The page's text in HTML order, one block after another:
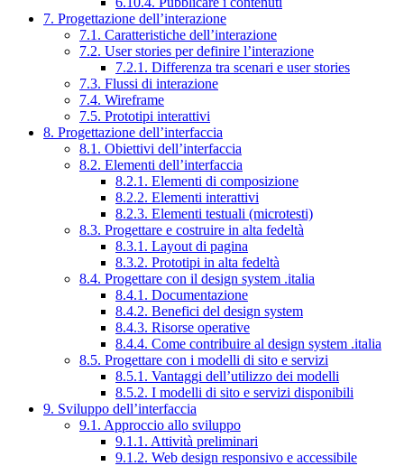
7. Progettazione dell’interazione
7.1. Caratteristiche dell’interazione
7.2. User stories per definire l’interazione
7.2.1. Differenza tra scenari e user stories
7.3. Flussi di interazione
7.4. Wireframe
7.5. Prototipi interattivi
8. Progettazione dell’interfaccia
8.1. Obiettivi dell’interfaccia
8.2. Elementi dell’interfaccia
8.2.1. Elementi di composizione
8.2.2. Elementi interattivi
8.2.3. Elementi testuali (microtesti)
8.3. Progettare e costruire in alta fedeltà
8.3.1. Layout di pagina
8.3.2. Prototipi in alta fedeltà
8.4. Progettare con il design system .italia
8.4.1. Documentazione
8.4.2. Benefici del design system
8.4.3. Risorse operative
8.4.4. Come contribuire al design system .italia
8.5. Progettare con i modelli di sito e servizi
8.5.1. Vantaggi dell’utilizzo dei modelli
8.5.2. I modelli di sito e servizi disponibili
9. Sviluppo dell’interfaccia
9.1. Approccio allo sviluppo
9.1.1. Attività preliminari
9.1.2. Web design responsivo e accessibile